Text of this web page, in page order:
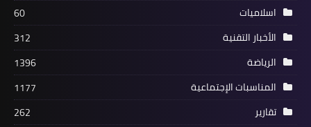
مقالات
نتنياهو يستأجرُ غانتس حارساً ويمتطيه
حماراً بقلم د. مصطفى يوسف اللداوي
اسلاميات
60
الأخبار التقنية
312
الرياضة
1396
المناسبات الإجتماعية
1177
تقارير
262